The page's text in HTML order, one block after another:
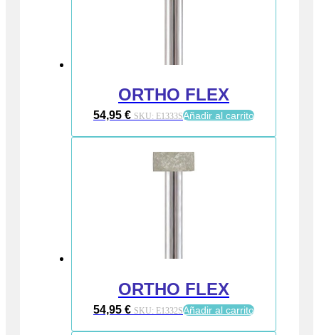
ORTHO FLEX
54,95 € SKU: E1333SAñadir al carrito
ORTHO FLEX
54,95 € SKU: E1332SAñadir al carrito